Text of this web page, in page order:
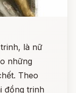
là nữ
những
Theo
đồng trinh